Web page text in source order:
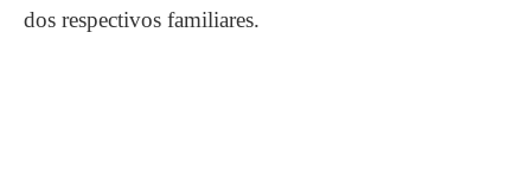
dos respectivos familiares.